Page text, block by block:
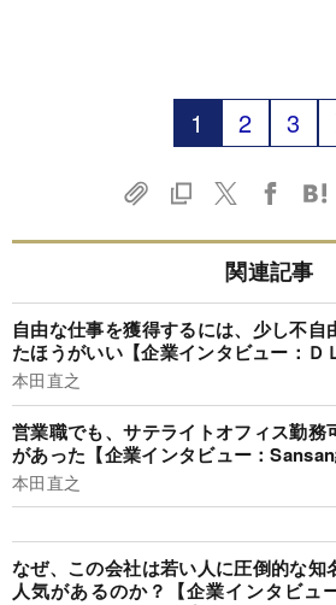
1 2 3
関連記事
自由な仕事を獲得するには、少し不自
たほうがいい【企業インタビュー：Ｄ
本田直之
営業職でも、サテライトオフィス勤務
があった【企業インタビュー：Sansan
本田直之
なぜ、この会社は若い人に圧倒的な知
人気があるのか？【企業インタビュ